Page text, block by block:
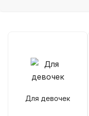
Для девочек